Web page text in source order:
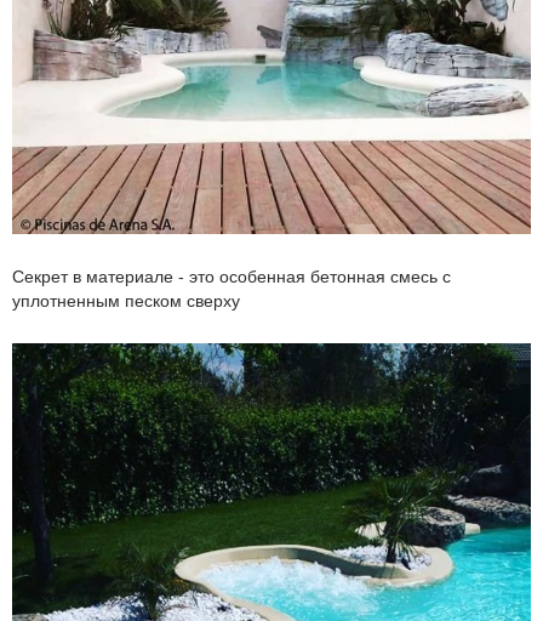
Секрет в материале - это особенная бетонная смесь с
уплотненным песком сверху